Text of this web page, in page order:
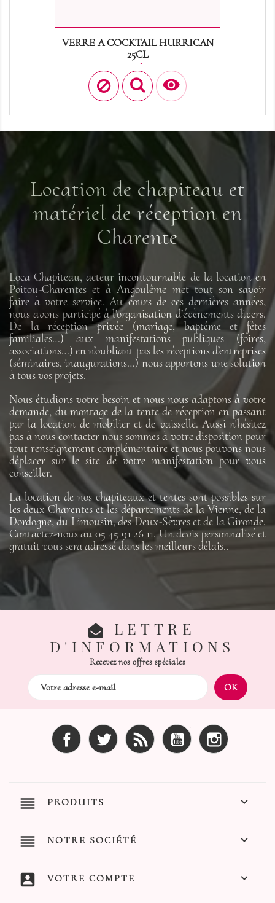
VERRE A COCKTAIL HURRICAN
25CL
Prix
0,36 €

Location de chapiteau et
matériel de réception en
Charente
Loca Chapiteau, acteur incontournable de la location en
Poitou-Charentes et à Angoulême met tout son savoir
faire à votre service. Au cours de ces dernières années,
nous avons participé à l'organisation d’évènements divers.
De la réception privée (mariage, baptême et fêtes
familiales…) aux manifestations publiques (foires,
associations…) en n’oubliant pas les réceptions d’entreprises
(séminaires, inaugurations…) nous apportons une solution
à tous vos projets.
Nous étudions votre besoin et nous nous adaptons à votre
demande, du montage de la tente de réception en passant
par la location de mobilier et de vaisselle. Aussi n'hésitez
pas à nous contacter nous sommes à votre disposition pour
tout renseignement complémentaire et nous pouvons nous
déplacer sur le site de votre manifestation pour vous
conseiller.
La location de nos chapiteaux et tentes sont possibles sur
les deux Charentes et les départements de la Vienne, de la
Dordogne, du Limousin, des Deux-Sèvres et de la Gironde.
Contactez-nous au 05 45 91 26 11. Un devis personnalisé et
gratuit vous sera adressé dans les meilleurs délais..
LETTRE
D'INFORMATIONS
Recevez nos offres spéciales
Facebook Twitter Rss YouTube
reorder PRODUITS 
reorder NOTRE SOCIÉTÉ 
account_box VOTRE COMPTE 